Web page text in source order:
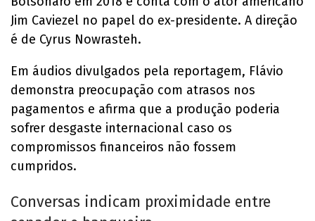
Jim Caviezel no papel do ex-presidente. A direção
é de Cyrus Nowrasteh.
Em áudios divulgados pela reportagem, Flávio
demonstra preocupação com atrasos nos
pagamentos e afirma que a produção poderia
sofrer desgaste internacional caso os
compromissos financeiros não fossem
cumpridos.
Conversas indicam proximidade entre